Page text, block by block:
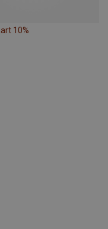
10%